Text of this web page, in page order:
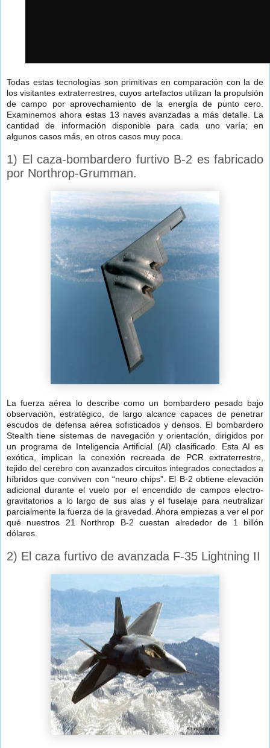
Todas estas tecnologías son primitivas en comparación con la de
los visitantes extraterrestres, cuyos artefactos utilizan la propulsión
de campo por aprovechamiento de la energía de punto cero.
Examinemos ahora estas 13 naves avanzadas a más detalle. La
cantidad de información disponible para cada uno varía; en
algunos casos más, en otros casos muy poca.
1) El caza-bombardero furtivo B-2 es fabricado
por Northrop-Grumman.
La fuerza aérea lo describe como un bombardero pesado bajo
observación, estratégico, de largo alcance capaces de penetrar
escudos de defensa aérea sofisticados y densos. El bombardero
Stealth tiene sistemas de navegación y orientación, dirigidos por
un programa de Inteligencia Artificial (AI) clasificado. Esta AI es
exótica, implican la conexión recreada de PCR extraterrestre,
tejido del cerebro con avanzados circuitos integrados conectados a
híbridos que conviven con “neuro chips”. El B-2 obtiene elevación
adicional durante el vuelo por el encendido de campos electro-
gravitatorios a lo largo de sus alas y el fuselaje para neutralizar
parcialmente la fuerza de la gravedad. Ahora empiezas a ver el por
qué nuestros 21 Northrop B-2cuestan alrededor de 1 billón
dólares.
2) El caza furtivo de avanzada F-35 Lightning II